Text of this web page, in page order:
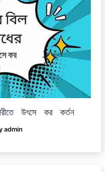
উৎসে কর কর্তন
admin